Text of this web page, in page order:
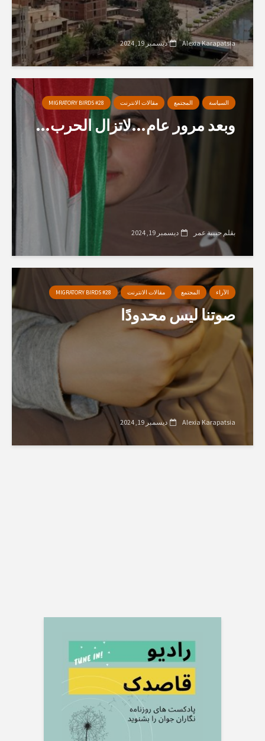
Alexia Karapatsia ديسمبر 19, 2024
السياسة المجتمع مقالات الانترنت MIGRATORY BIRDS #28
وبعد مرور عام…لاتزال الحرب…
بقلم حبيبة عمر ديسمبر 19, 2024
الآراء المجتمع مقالات الانترنت MIGRATORY BIRDS #28
صوتنا ليس محدودًا
Alexia Karapatsia ديسمبر 19, 2024